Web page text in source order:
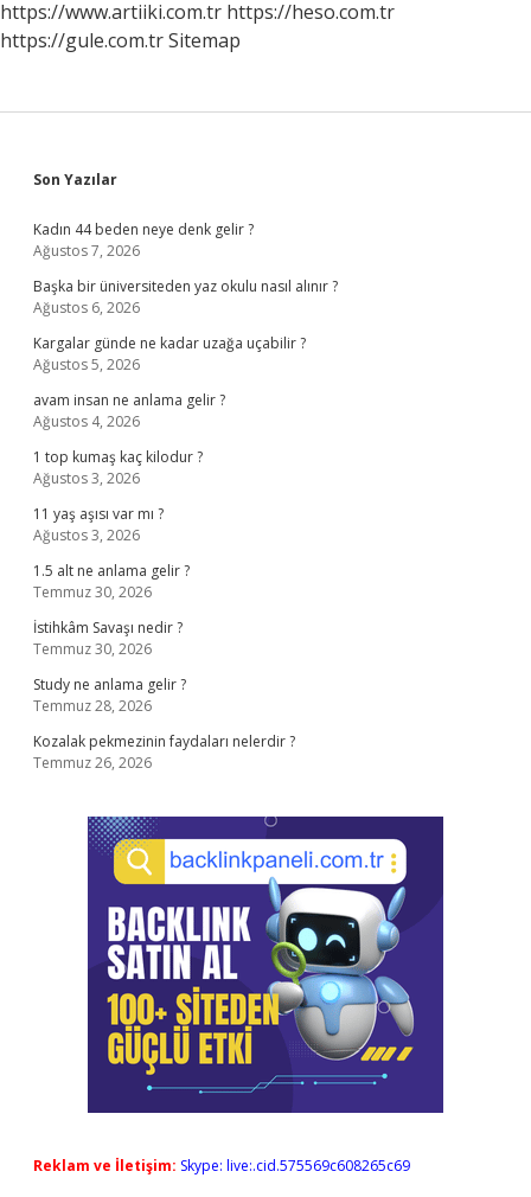
https://www.artiiki.com.tr https://heso.com.tr
https://gule.com.trSitemap
Sidebar
Son Yazılar
Kadın 44 beden neye denk gelir ?
Ağustos 7, 2026
Başka bir üniversiteden yaz okulu nasıl alınır ?
Ağustos 6, 2026
Kargalar günde ne kadar uzağa uçabilir ?
Ağustos 5, 2026
avam insan ne anlama gelir ?
Ağustos 4, 2026
1 top kumaş kaç kilodur ?
Ağustos 3, 2026
11 yaş aşısı var mı ?
Ağustos 3, 2026
1.5 alt ne anlama gelir ?
Temmuz 30, 2026
İstihkâm Savaşı nedir ?
Temmuz 30, 2026
Study ne anlama gelir ?
Temmuz 28, 2026
Kozalak pekmezinin faydaları nelerdir ?
Temmuz 26, 2026
Reklam ve İletişim: Skype: live:.cid.575569c608265c69